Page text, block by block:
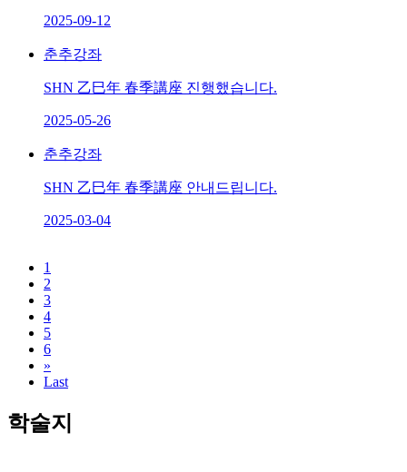
2025-09-12
춘추강좌
SHN 乙巳年 春季講座 진행했습니다.
2025-05-26
춘추강좌
SHN 乙巳年 春季講座 안내드립니다.
2025-03-04
1
2
3
4
5
6
»
Last
학술지